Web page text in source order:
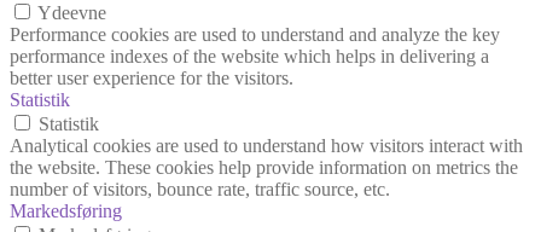
Ydeevne
Performance cookies are used to understand and analyze the key
performance indexes of the website which helps in delivering a
better user experience for the visitors.
Statistik
Statistik
Analytical cookies are used to understand how visitors interact with
the website. These cookies help provide information on metrics the
number of visitors, bounce rate, traffic source, etc.
Markedsføring